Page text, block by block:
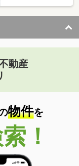
動産
物件を
！